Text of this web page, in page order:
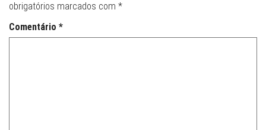
obrigatórios marcados com *
Comentário *